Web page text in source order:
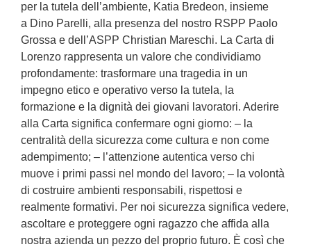
per la tutela dell’ambiente, Katia Bredeon, insieme
a Dino Parelli, alla presenza del nostro RSPP Paolo
Grossa e dell’ASPP Christian Mareschi. La Carta di
Lorenzo rappresenta un valore che condividiamo
profondamente: trasformare una tragedia in un
impegno etico e operativo verso la tutela, la
formazione e la dignità dei giovani lavoratori. Aderire
alla Carta significa confermare ogni giorno: – la
centralità della sicurezza come cultura e non come
adempimento; – l’attenzione autentica verso chi
muove i primi passi nel mondo del lavoro; – la volontà
di costruire ambienti responsabili, rispettosi e
realmente formativi. Per noi sicurezza significa vedere,
ascoltare e proteggere ogni ragazzo che affida alla
nostra azienda un pezzo del proprio futuro. È così che